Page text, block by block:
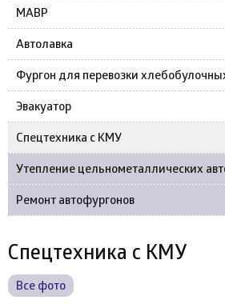
МАВР
Автолавка
Фургон для перевозки
Эвакуатор
Спецтехника с КМУ
Утепление цельнометаллических
Ремонт автофургонов
Спецтехника с КМУ
Все фото